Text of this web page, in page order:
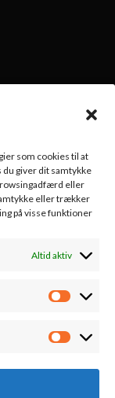
som cookies til at
du giver dit samtykke
eller
eller trækker
på visse funktioner
Altid aktiv